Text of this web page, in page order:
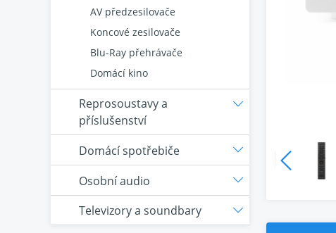
AV předzesilovače
Koncové zesilovače
Blu-Ray přehrávače
Domácí kino
Reprosoustavy a
příslušenství
Domácí spotřebiče
Osobní audio
Televizory a soundbary